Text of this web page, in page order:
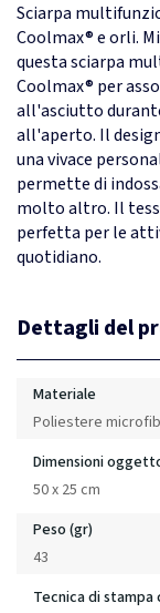
Sciarpa
Coolmax® e orli.
questa sciarpa
Coolmax® per
all'asciutto
all'aperto. Il
una vivace
permette di
molto altro. Il
perfetta per le
quotidiano.
Dettagli del
Materiale
Poliestere
Dimensioni
50 x 25 cm
Peso (gr)
43
Tecnica di stampa